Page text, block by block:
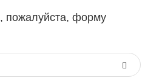
пожалуйста, форму